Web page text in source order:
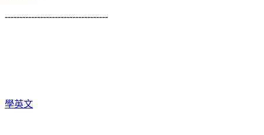
-----------------------------------
學英文